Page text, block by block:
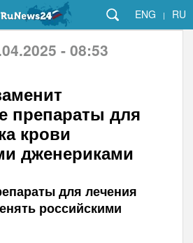
ENG | RU
- 08:53
препараты для
крови
дженериками
для лечения
российскими